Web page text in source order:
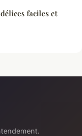
faciles et